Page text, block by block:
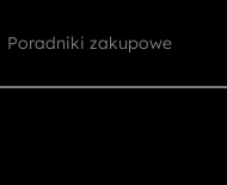
Poradniki zakupowe